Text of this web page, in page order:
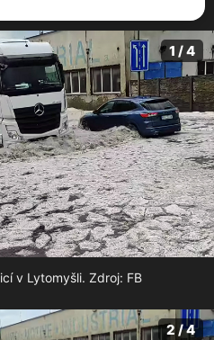
1 / 4
v Lytomyšli. Zdroj: FB
2 / 4